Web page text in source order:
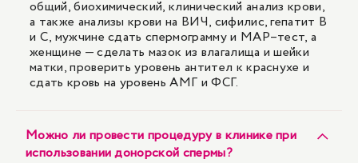
общий, биохимический, клинический анализ крови,
а также анализы крови на ВИЧ, сифилис, гепатит В
и С, мужчине сдать спермограмму и MAP–тест, а
женщине — сделать мазок из влагалища и шейки
матки, проверить уровень антител к краснухе и
сдать кровь на уровень АМГ и ФСГ.
Можно ли провести процедуру в клинике при
использовании донорской спермы?